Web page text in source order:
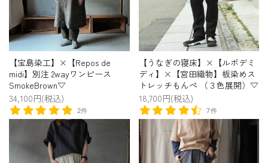
【宝島染工】×【Repos de
midi】別注 2wayワンピース
SmokeBrown▽
34,100円(税込)
2件
【うなぎの寝床】×【ルポデミ
ディ】×【宮田織物】板染めス
トレッチもんぺ （３色展開）▽
18,700円(税込)
7件